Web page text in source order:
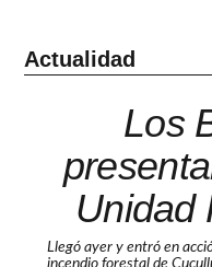
Actualidad
Los
Unidad
Llegó ayer y entró en
incendio forestal de